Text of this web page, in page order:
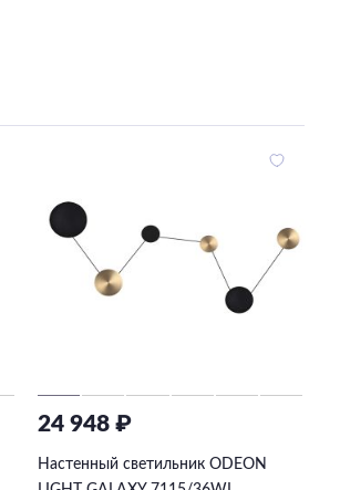
24 948 ₽
Настенный светильник ODEON